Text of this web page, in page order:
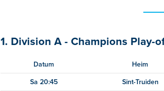
1. Division A - Champions Play-
Datum Heim
Sa 20:45 Sint-Truiden